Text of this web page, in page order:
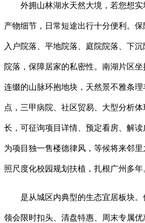
外拥山林湖水天然大境，若您想实
产物细节，日常短途出行十分便利。
入户院落、平地院落、庭院院落、下
院落，保障居家的私密性。南湖片区坐
连缀的山脉环抱地块，天然景不雅条
点，三甲病院、社区贸易、大型分析
长，可征询项目详情、预定看房、解
为项目独一售楼德律风，等候将来邻
照尺度化校园规划扶植，扎根广州多年
是从城区内典型的生态宜居板块。
领会限时扣头、清盘特惠、周末专属